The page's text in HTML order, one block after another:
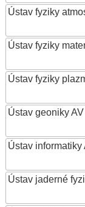
Ústav fyziky
Ústav fyziky
Ústav fyziky
Ústav geoniky
Ústav informatiky
Ústav jaderné